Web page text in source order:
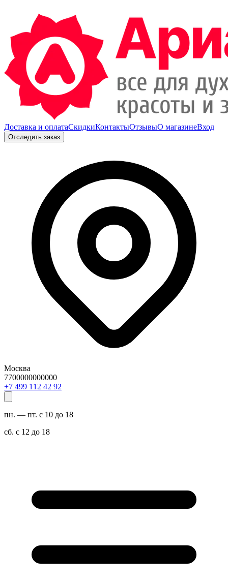
Доставка и оплатаСкидкиКонтактыОтзывыО магазинеВход
Отследить заказ
Москва
7700000000000
29 24 211 994 7+
пн. — пт. с 10 до 18
сб. с 12 до 18